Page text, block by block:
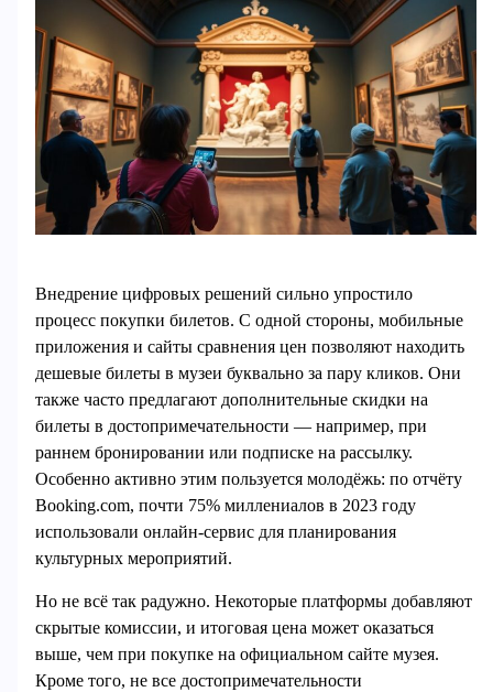
Внедрение цифровых решений сильно упростило
процесс покупки билетов. С одной стороны, мобильные
приложения и сайты сравнения цен позволяют находить
дешевые билеты в музеи буквально за пару кликов. Они
также часто предлагают дополнительные скидки на
билеты в достопримечательности — например, при
раннем бронировании или подписке на рассылку.
Особенно активно этим пользуется молодёжь: по отчёту
Booking.com, почти 75% миллениалов в 2023 году
использовали онлайн-сервис для планирования
культурных мероприятий.
Но не всё так радужно. Некоторые платформы добавляют
скрытые комиссии, и итоговая цена может оказаться
выше, чем при покупке на официальном сайте музея.
Кроме того, не все достопримечательности